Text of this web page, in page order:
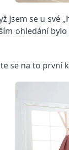
jsem se u
ohledání
se na to